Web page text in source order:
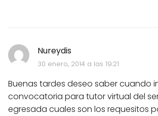
Nureydis
30 enero, 2014 a las 19:21
Buenas tardes deseo saber cuando
convocatoria para tutor virtual del
egresada cuales son los requesitos